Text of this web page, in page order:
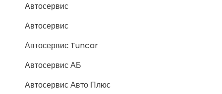
Автосервис
Автосервис
Автосервис Tuncar
Автосервис АБ
Автосервис Авто Плюс